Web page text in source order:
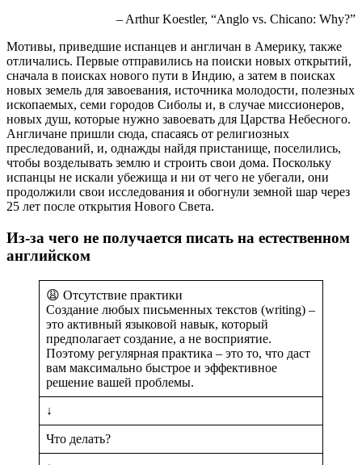
– Arthur Koestler, “Anglo vs. Chicano: Why?”
Мотивы, приведшие испанцев и англичан в Америку, также
отличались. Первые отправились на поиски новых открытий,
сначала в поисках нового пути в Индию, а затем в поисках
новых земель для завоевания, источника молодости, полезных
ископаемых, cеми городов Сиболы и, в случае миссионеров,
новых душ, которые нужно завоевать для Царства Небесного.
Англичане пришли сюда, спасаясь от религиозных
преследований, и, однажды найдя пристанище, поселились,
чтобы возделывать землю и строить свои дома. Поскольку
испанцы не искали убежища и ни от чего не убегали, они
продолжили свои исследования и обогнули земной шар через
25 лет после открытия Нового Света.
Из-за чего не получается писать на естественном
английском
😩 Отсутствие практики
Создание любых письменных текстов (writing) –
это активный языковой навык, который
предполагает создание, а не восприятие.
Поэтому регулярная практика – это то, что даст
вам максимально быстрое и эффективное
решение вашей проблемы.
↓
Что делать?